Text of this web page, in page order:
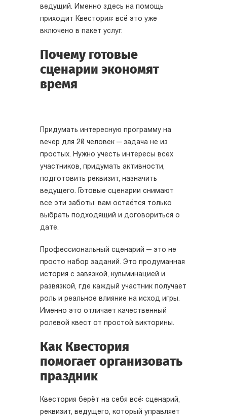
ведущий. Именно здесь на помощь
приходит Квестория: всё это уже
включено в пакет услуг.
Почему готовые
сценарии экономят
время
Придумать интересную программу на
вечер для 20 человек — задача не из
простых. Нужно учесть интересы всех
участников, придумать активности,
подготовить реквизит, назначить
ведущего. Готовые сценарии снимают
все эти заботы: вам остаётся только
выбрать подходящий и договориться о
дате.
Профессиональный сценарий — это не
просто набор заданий. Это продуманная
история с завязкой, кульминацией и
развязкой, где каждый участник получает
роль и реальное влияние на исход игры.
Именно это отличает качественный
ролевой квест от простой викторины.
Как Квестория
помогает организовать
праздник
Квестория берёт на себя всё: сценарий,
реквизит, ведущего, который управляет